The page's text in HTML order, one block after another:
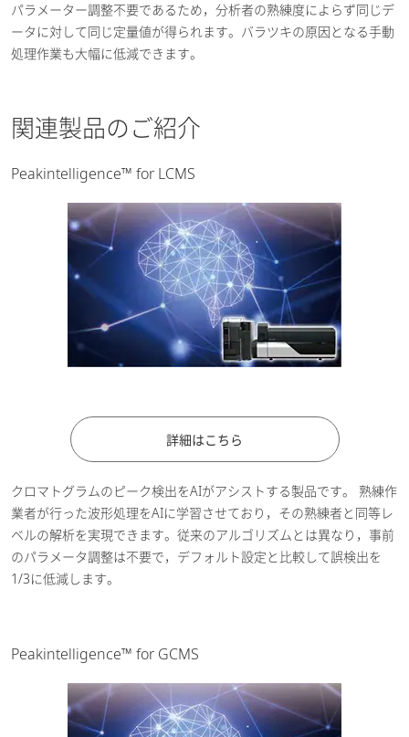
パラメーター調整不要であるため，分析者の熟練度によらず同じデ
ータに対して同じ定量値が得られます。バラツキの原因となる手動
処理作業も大幅に低減できます。
関連製品のご紹介
Peakintelligence™ for LCMS
詳細はこちら
クロマトグラムのピーク検出をAIがアシストする製品です。 熟練作
業者が行った波形処理をAIに学習させており，その熟練者と同等レ
ベルの解析を実現できます。従来のアルゴリズムとは異なり，事前
のパラメータ調整は不要で，デフォルト設定と比較して誤検出を
1/3に低減します。
Peakintelligence™ for GCMS